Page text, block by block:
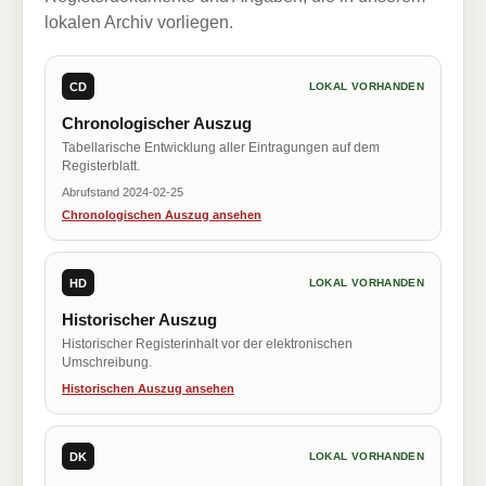
lokalen Archiv vorliegen.
CD LOKAL VORHANDEN
Chronologischer Auszug
Tabellarische Entwicklung aller Eintragungen auf dem
Registerblatt.
Abrufstand 2024-02-25
Chronologischen Auszug ansehen
HD LOKAL VORHANDEN
Historischer Auszug
Historischer Registerinhalt vor der elektronischen
Umschreibung.
Historischen Auszug ansehen
DK LOKAL VORHANDEN